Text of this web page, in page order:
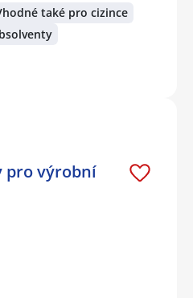
také pro cizince
pro výrobní